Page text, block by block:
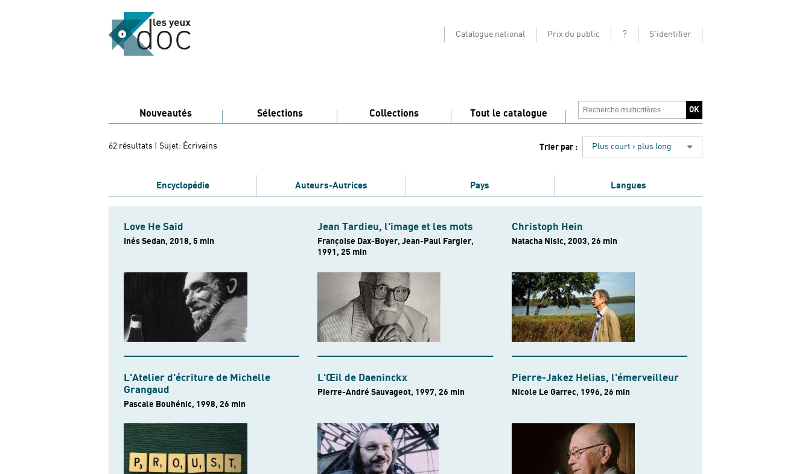
Catalogue national Prix du public ? S'identifier
Nouveautés Sélections Collections Tout le catalogue
62 résultats | Sujet: Écrivains Trier par : Plus court › plus long
Encyclopédie Auteurs-Autrices Pays Langues
Love He Said
Inés Sedan, 2018, 5 min
Jean Tardieu, l'image et les mots
Françoise Dax-Boyer, Jean-Paul Fargier,
1991, 25 min
Christoph Hein
Natacha Nisic, 2003, 26 min
L'Atelier d'écriture de Michelle
Grangaud
Pascale Bouhénic, 1998, 26 min
L'Œil de Daeninckx
Pierre-André Sauvageot, 1997, 26 min
Pierre-Jakez Helias, l'émerveilleur
Nicole Le Garrec, 1996, 26 min